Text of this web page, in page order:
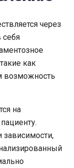
через
как
возможность
на
зависимости,